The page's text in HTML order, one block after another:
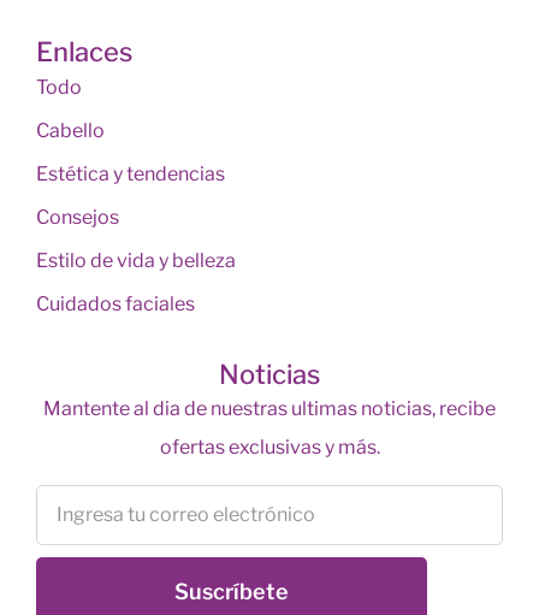
Enlaces
Todo
Cabello
Estética y tendencias
Consejos
Estilo de vida y belleza
Cuidados faciales
Noticias
Mantente al dia de nuestras ultimas noticias, recibe
ofertas exclusivas y más.
Suscríbete